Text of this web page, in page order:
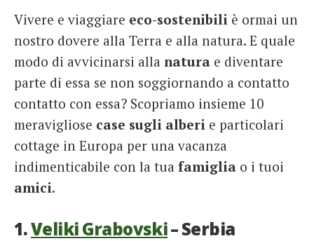
French
Italiano
Vivere e viaggiare eco-sostenibili è ormai un
nostro dovere alla Terra e alla natura. E quale
modo di avvicinarsi alla natura e diventare
parte di essa se non soggiornando a contatto
contatto con essa? Scopriamo insieme 10
meravigliose case sugli alberi e particolari
cottage in Europa per una vacanza
indimenticabile con la tua famiglia o i tuoi
amici.
1.Veliki Grabovski– Serbia